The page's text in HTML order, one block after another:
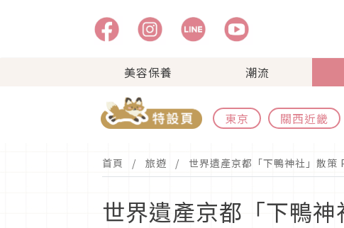
美容保養 潮流
東京 關西近畿
首頁 旅遊 世界遺產京都「下鴨神社」散策
世界遺產京都「下鴨